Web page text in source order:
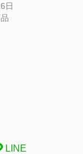
日
LINE